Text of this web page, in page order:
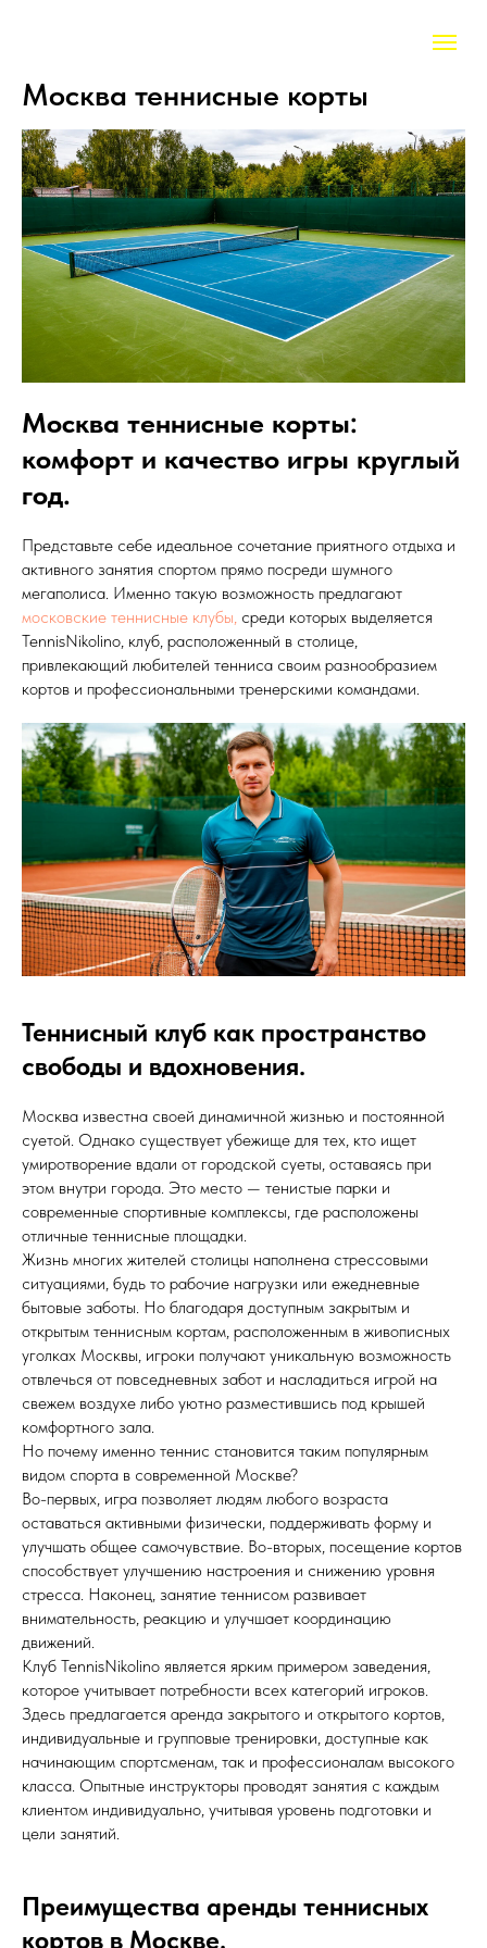
Москва теннисные корты
Москва теннисные корты:
комфорт и качество игры круглый
год.
Представьте себе идеальное сочетание приятного отдыха и
активного занятия спортом прямо посреди шумного
мегаполиса. Именно такую возможность предлагают
московские теннисные клубы, среди которых выделяется
TennisNikolino, клуб, расположенный в столице,
привлекающий любителей тенниса своим разнообразием
кортов и профессиональными тренерскими командами.
Теннисный клуб как пространство
свободы и вдохновения.
Москва известна своей динамичной жизнью и постоянной
суетой. Однако существует убежище для тех, кто ищет
умиротворение вдали от городской суеты, оставаясь при
этом внутри города. Это место — тенистые парки и
современные спортивные комплексы, где расположены
отличные теннисные площадки.
Жизнь многих жителей столицы наполнена стрессовыми
ситуациями, будь то рабочие нагрузки или ежедневные
бытовые заботы. Но благодаря доступным закрытым и
открытым теннисным кортам, расположенным в живописных
уголках Москвы, игроки получают уникальную возможность
отвлечься от повседневных забот и насладиться игрой на
свежем воздухе либо уютно разместившись под крышей
комфортного зала.
Но почему именно теннис становится таким популярным
видом спорта в современной Москве?
Во-первых, игра позволяет людям любого возраста
оставаться активными физически, поддерживать форму и
улучшать общее самочувствие. Во-вторых, посещение кортов
способствует улучшению настроения и снижению уровня
стресса. Наконец, занятие теннисом развивает
внимательность, реакцию и улучшает координацию
движений.
Клуб TennisNikolino является ярким примером заведения,
которое учитывает потребности всех категорий игроков.
Здесь предлагается аренда закрытого и открытого кортов,
индивидуальные и групповые тренировки, доступные как
начинающим спортсменам, так и профессионалам высокого
класса. Опытные инструкторы проводят занятия с каждым
клиентом индивидуально, учитывая уровень подготовки и
цели занятий.
Преимущества аренды теннисных
кортов в Москве.